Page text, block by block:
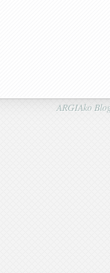
ARGIAko